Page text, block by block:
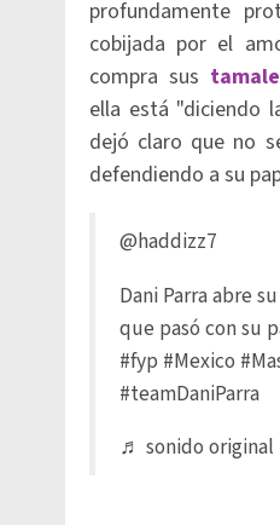
profundamente
cobijada por el
compra sus
ella está "diciendo
dejó claro que no
defendiendo a su
@haddizz7
Dani Parra abre
que pasó con su
#fyp #Mexico
#teamDaniParra
♬ sonido original